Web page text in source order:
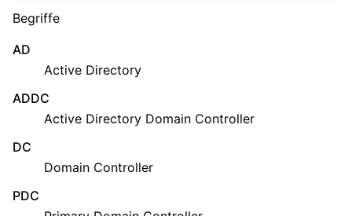
Begriffe
AD
Active Directory
ADDC
Active Directory Domain Controller
DC
Domain Controller
PDC